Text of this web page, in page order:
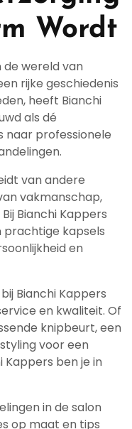
Wordt
de wereld van
rijke geschiedenis
heeft Bianchi
als dé
naar professionele
van andere
vakmanschap,
Bianchi Kappers
kapsels
en
Bianchi Kappers
en kwaliteit. Of
knipbeurt, een
voor een
Kappers ben je in
in de salon
op maat en tips